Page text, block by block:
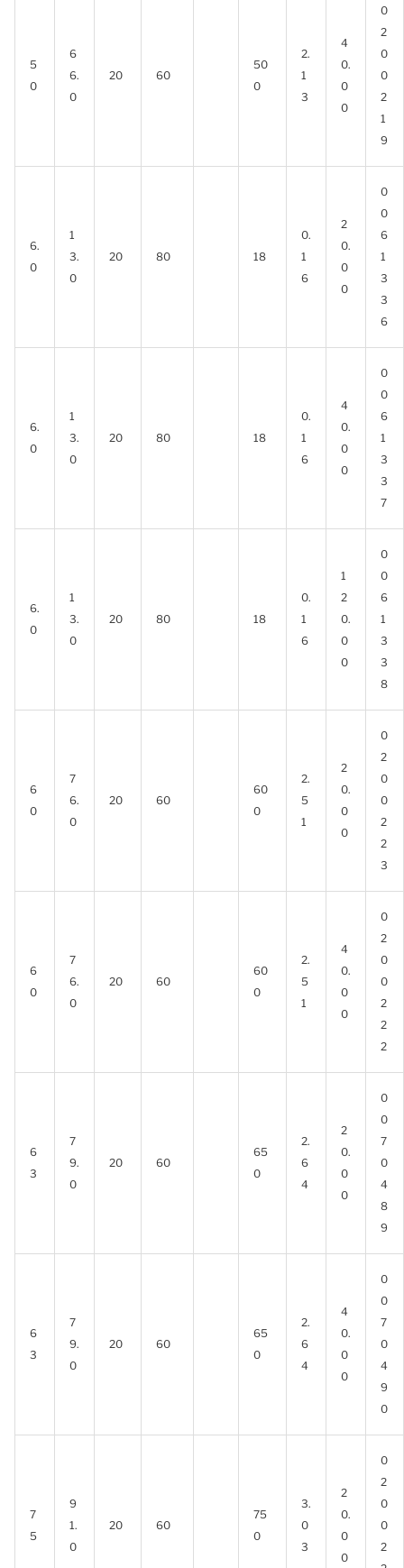
5
0
6
6.
0
20 60
50
0
2.
1
3
4
0.
0
0
0
2
0
0
2
1
9
6.
0
1
3.
0
20 80 18
0.
1
6
2
0.
0
0
0
0
6
1
3
3
6
6.
0
1
3.
0
20 80 18
0.
1
6
4
0.
0
0
0
0
6
1
3
3
7
6.
0
1
3.
0
20 80 18
0.
1
6
1
2
0.
0
0
0
0
6
1
3
3
8
6
0
7
6.
0
20 60
60
0
2.
5
1
2
0.
0
0
0
2
0
0
2
2
3
6
0
7
6.
0
20 60
60
0
2.
5
1
4
0.
0
0
0
2
0
0
2
2
2
6
3
7
9.
0
20 60
65
0
2.
6
4
2
0.
0
0
0
0
7
0
4
8
9
6
3
7
9.
0
20 60
65
0
2.
6
4
4
0.
0
0
0
0
7
0
4
9
0
7
5
9
1.
0
20 60
75
0
3.
0
3
2
0.
0
0
0
2
0
0
2